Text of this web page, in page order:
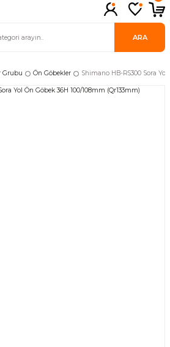
ARA
Grubu Ön Göbekler Shimano HB-RS300 Sora